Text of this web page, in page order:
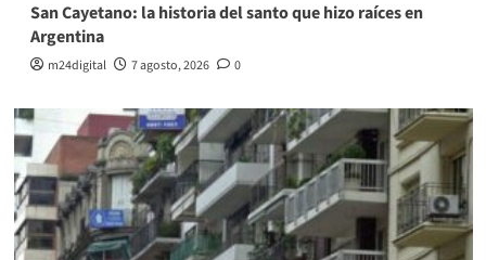
San Cayetano: la historia del santo que hizo raíces en
Argentina
m24digital 7 agosto, 2026 0